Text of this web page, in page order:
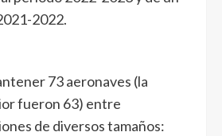
2022.
73 aeronaves (la
fueron 63) entre
de diversos tamaños: